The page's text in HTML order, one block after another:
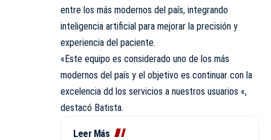
entre los más modernos del país, integrando
inteligencia artificial para mejorar la precisión y
experiencia del paciente.
«Este equipo es considerado uno de los más
modernos del país y el objetivo es continuar con la
excelencia dd los servicios a nuestros usuarios «,
destacó Batista.
Leer Más